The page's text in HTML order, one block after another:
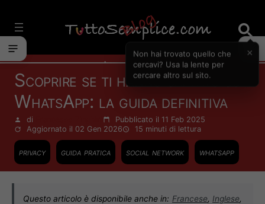
contenuto
Internet
Scoprire se ti hanno salvato su
WhatsApp: la guida definitiva
di
Pubblicato il 11 Feb 2025
Aggiornato il 02 Gen 2026
15 minuti di lettura
privacy guida pratica social network whatsapp
Questo articolo è disponibile anche in: Francese, Inglese,
Non hai trovato quello che
cercavi? Usa la lente per
cercare altro sul sito.
×